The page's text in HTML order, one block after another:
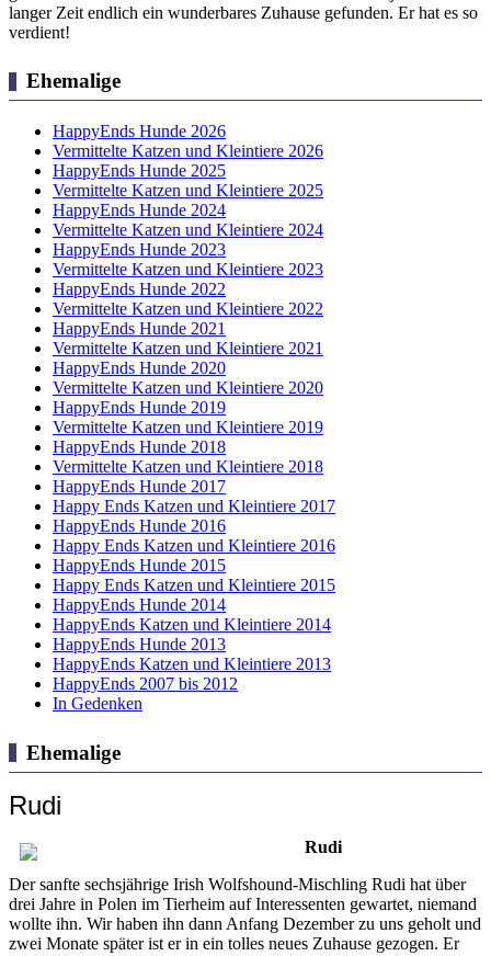
langer Zeit endlich ein wunderbares Zuhause gefunden. Er hat es so
verdient!
Ehemalige
HappyEnds Hunde 2026
Vermittelte Katzen und Kleintiere 2026
HappyEnds Hunde 2025
Vermittelte Katzen und Kleintiere 2025
HappyEnds Hunde 2024
Vermittelte Katzen und Kleintiere 2024
HappyEnds Hunde 2023
Vermittelte Katzen und Kleintiere 2023
HappyEnds Hunde 2022
Vermittelte Katzen und Kleintiere 2022
HappyEnds Hunde 2021
Vermittelte Katzen und Kleintiere 2021
HappyEnds Hunde 2020
Vermittelte Katzen und Kleintiere 2020
HappyEnds Hunde 2019
Vermittelte Katzen und Kleintiere 2019
HappyEnds Hunde 2018
Vermittelte Katzen und Kleintiere 2018
HappyEnds Hunde 2017
Happy Ends Katzen und Kleintiere 2017
HappyEnds Hunde 2016
Happy Ends Katzen und Kleintiere 2016
HappyEnds Hunde 2015
Happy Ends Katzen und Kleintiere 2015
HappyEnds Hunde 2014
HappyEnds Katzen und Kleintiere 2014
HappyEnds Hunde 2013
HappyEnds Katzen und Kleintiere 2013
HappyEnds 2007 bis 2012
In Gedenken
Ehemalige
Rudi
Rudi
Der sanfte sechsjährige Irish Wolfshound-Mischling Rudi hat über
drei Jahre in Polen im Tierheim auf Interessenten gewartet, niemand
wollte ihn. Wir haben ihn dann Anfang Dezember zu uns geholt und
zwei Monate später ist er in ein tolles neues Zuhause gezogen. Er